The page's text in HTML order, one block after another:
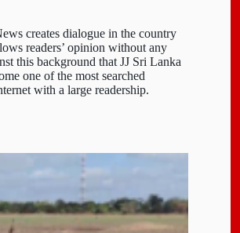
creates dialogue in the country
readers’ opinion without any
this background that JJ Sri Lanka
one of the most searched
with a large readership.